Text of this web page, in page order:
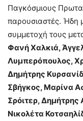
Παγκόσμιους
παρουσιαστές. Ήδη
συμμετοχή τους
Φανή Χαλκιά,
Λυμπερόπουλος,
Δημήτρης
Σβήγκος, Μαρίνα
Σρόιτερ,
Νικολέτα